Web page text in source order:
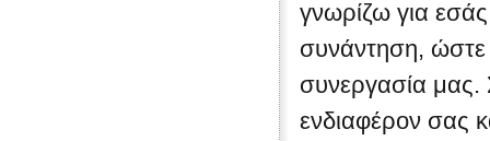
γνωρίζω για
συνάντηση, ώστε
συνεργασία μας.
ενδιαφέρον σας